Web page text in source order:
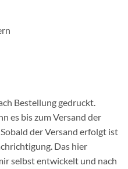
Bestellung gedruckt.
es bis zum Versand der
der Versand erfolgt ist
Das hier
selbst entwickelt und nach